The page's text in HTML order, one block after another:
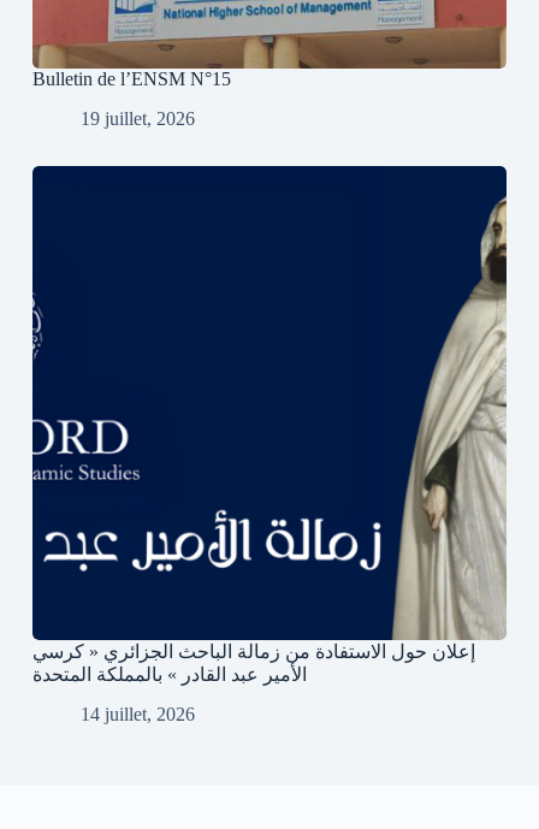
Bulletin de l’ENSM N°15
19 juillet, 2026
إعلان حول الاستفادة من زمالة الباحث الجزائري « كرسي
الأمير عبد القادر » بالمملكة المتحدة
14 juillet, 2026